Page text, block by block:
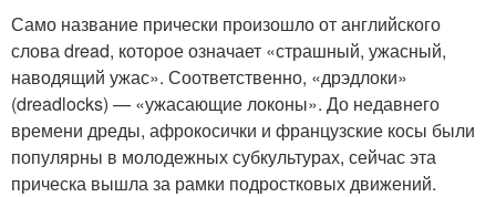
Само название прически произошло от английского
слова dread, которое означает «страшный, ужасный,
наводящий ужас». Соответственно, «дрэдлоки»
(dreadlocks) — «ужасающие локоны». До недавнего
времени дреды, афрокосички и французские косы были
популярны в молодежных субкультурах, сейчас эта
прическа вышла за рамки подростковых движений.